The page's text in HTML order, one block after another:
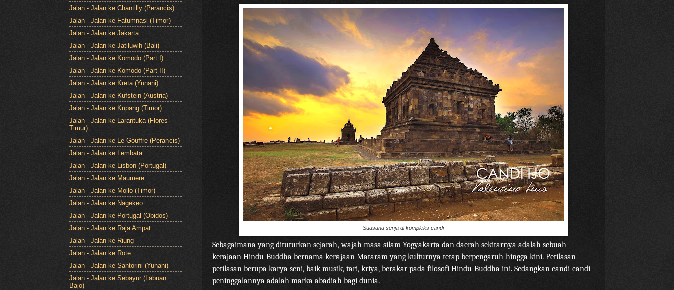
Suasana senja di kompleks candi
Sebagaimana yang dituturkan sejarah, wajah masa silam Yogyakarta dan daerah sekitarnya adalah sebuah
kerajaan Hindu-Buddha bernama kerajaan Mataram yang kulturnya tetap berpengaruh hingga kini. Petilasan-
petilasan berupa karya seni, baik musik, tari, kriya, berakar pada filosofi Hindu-Buddha ini. Sedangkan candi-candi
peninggalannya adalah marka abadiah bagi dunia.
Jalan - Jalan ke Chantilly (Perancis)
Jalan - Jalan ke Fatumnasi (Timor)
Jalan - Jalan ke Jakarta
Jalan - Jalan ke Jatiluwih (Bali)
Jalan - Jalan ke Komodo (Part I)
Jalan - Jalan ke Komodo (Part II)
Jalan - Jalan ke Kreta (Yunani)
Jalan - Jalan ke Kufstein (Austria)
Jalan - Jalan ke Kupang (Timor)
Jalan - Jalan ke Larantuka (Flores
Timur)
Jalan - Jalan ke Le Gouffre (Perancis)
Jalan - Jalan ke Lembata
Jalan - Jalan ke Lisbon (Portugal)
Jalan - Jalan ke Maumere
Jalan - Jalan ke Mollo (Timor)
Jalan - Jalan ke Nagekeo
Jalan - Jalan ke Portugal (Obidos)
Jalan - Jalan ke Raja Ampat
Jalan - Jalan ke Riung
Jalan - Jalan ke Rote
Jalan - Jalan ke Santorini (Yunani)
Jalan - Jalan ke Sebayur (Labuan
Bajo)